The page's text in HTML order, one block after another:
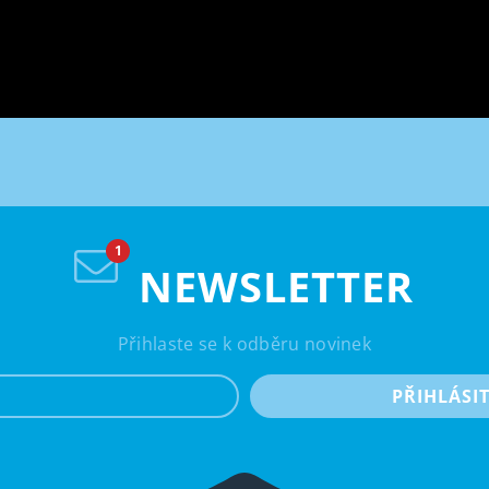
NEWSLETTER
Přihlaste se k odběru novinek
PŘIHLÁSIT